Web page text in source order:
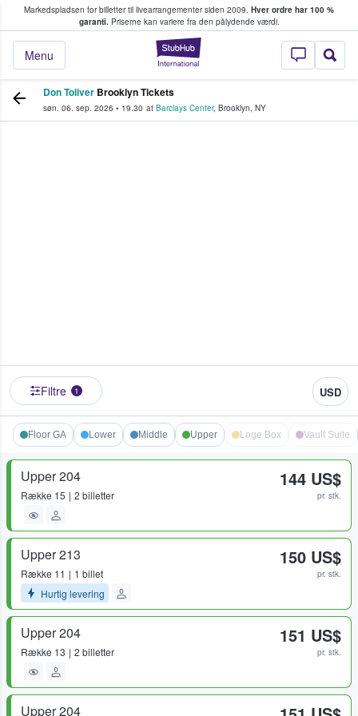
Markedspladsen for billetter til livearrangementer siden 2009. Hver ordre har 100 %
garanti.Priserne kan variere fra den pålydende værdi.
StubHub - Hvor
Menu
køber og sælger billetter
Don Toliver Brooklyn Tickets
søn. 06. sep. 2026 • 19.30 at Barclays Center, Brooklyn, NY
Filtre 1 USD
Floor GA Lower Middle Upper Loge Box Vault Suite
Upper 204
Række 15 2 billetter
144 US$
pr. stk.
Upper 213
Række 11
1 billet
Hurtig levering
150 US$
pr. stk.
Upper 204
Række 13 2 billetter
151 US$
pr. stk.
Upper 204